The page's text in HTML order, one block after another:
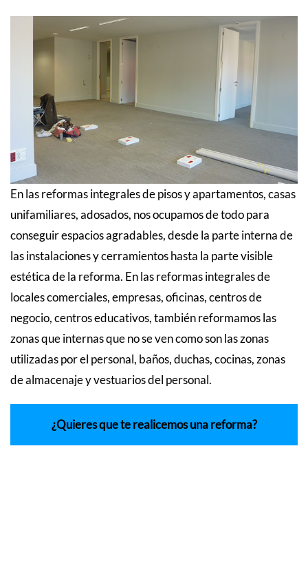
En las reformas integrales de pisos y apartamentos, casas
unifamiliares, adosados, nos ocupamos de todo para
conseguir espacios agradables, desde la parte interna de
las instalaciones y cerramientos hasta la parte visible
estética de la reforma. En las reformas integrales de
locales comerciales, empresas, oficinas, centros de
negocio, centros educativos, también reformamos las
zonas que internas que no se ven como son las zonas
utilizadas por el personal, baños, duchas, cocinas, zonas
de almacenaje y vestuarios del personal.
¿Quieres que te realicemos una reforma?